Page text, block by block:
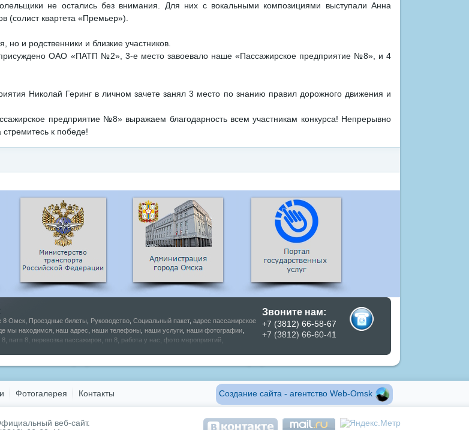
не остались без внимания. Для них с вокальными композициями выступали Анна
(солист квартета «Премьер»).
и родственники и близкие участников.
ОАО «ПАТП №2», 3-е место завоевало наше «Пассажирское предприятие №8», и 4
Николай Геринг в личном зачете занял 3 место по знанию правил дорожного движения и
предприятие №8» выражаем благодарность всем участникам конкурса! Непрерывно
стремитесь к победе!
8 Омск Проездные билеты Руководство Социальный пакет, адрес пассажирское
мы находимся наш адрес наши телефоны наши услуги наши фотографии
8 патп 8 перевозка пассажиров пп 8 работа у нас фото мероприятий
Звоните нам:
+7 (3812) 66-58-67
+7 (3812) 66-60-41
Фотогалерея Контакты Создание сайта - агентство Web-Omsk
веб-сайт.